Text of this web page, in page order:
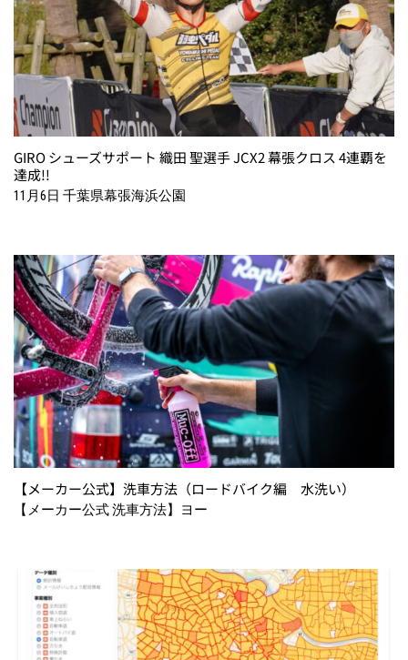
GIRO シューズサポート 織田 聖選手 JCX2 幕張クロス 4連覇を
達成!!
11月6日 千葉県幕張海浜公園
【メーカー公式】洗車方法（ロードバイク編 水洗い）
【メーカー公式 洗車方法】ヨー